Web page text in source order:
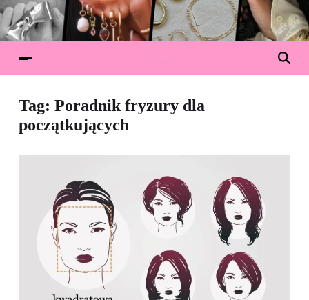
Tag: Poradnik fryzury dla
początkujących